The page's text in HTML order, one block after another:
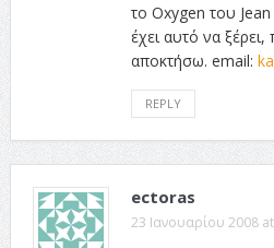
το Oxygen του
έχει αυτό να
αποκτήσω. email:
REPLY
ectoras
23 Ιανουαρίου 2008